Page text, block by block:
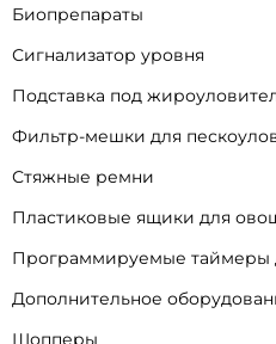
Биопрепараты
Сигнализатор уровня
Подставка под
Фильтр-мешки для
Стяжные ремни
Пластиковые ящики для
Программируемые таймеры
Дополнительное
Шопперы